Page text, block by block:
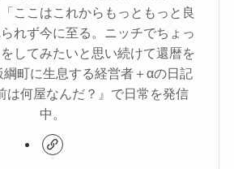
ここはこれからもっともっと良
れず今に至る。ニッチでちょっ
してみたいと思い続けて還暦を
町に生息する経営者＋αの日記
は何屋なんだ？』で日常を発信
中。